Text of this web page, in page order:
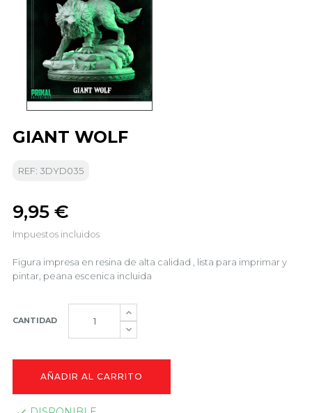
GIANT WOLF
REF: 3DYD035
9,95 €
Impuestos incluidos
Figura impresa en resina de alta calidad , lista para imprimar y
pintar, peana escenica incluida
CANTIDAD
AÑADIR AL CARRITO